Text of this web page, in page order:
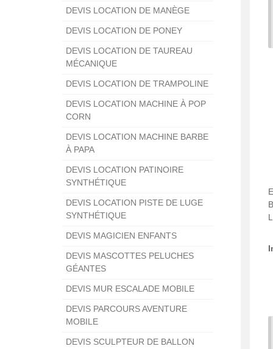
DEVIS LOCATION DE MANÈGE
DEVIS LOCATION DE PONEY
DEVIS LOCATION DE TAUREAU
MÉCANIQUE
DEVIS LOCATION DE TRAMPOLINE
DEVIS LOCATION MACHINE À POP
CORN
DEVIS LOCATION MACHINE BARBE
À PAPA
DEVIS LOCATION PATINOIRE
SYNTHÉTIQUE
DEVIS LOCATION PISTE DE LUGE
SYNTHÉTIQUE
DEVIS MAGICIEN ENFANTS
DEVIS MASCOTTES PELUCHES
GÉANTES
DEVIS MUR ESCALADE MOBILE
DEVIS PARCOURS AVENTURE
MOBILE
DEVIS SCULPTEUR DE BALLON